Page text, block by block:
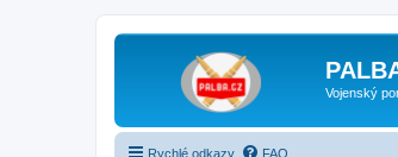
Vojenský
Rychlé odkazy FAQ